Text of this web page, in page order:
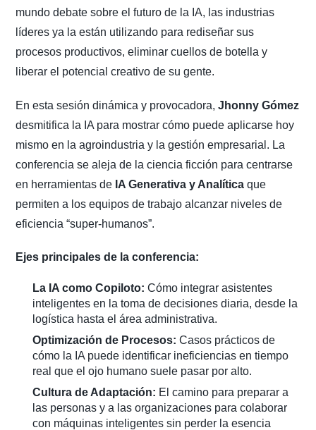
mundo debate sobre el futuro de la IA, las industrias
líderes ya la están utilizando para rediseñar sus
procesos productivos, eliminar cuellos de botella y
liberar el potencial creativo de su gente.
En esta sesión dinámica y provocadora,Jhonny Gómez
desmitifica la IA para mostrar cómo puede aplicarse hoy
mismo en la agroindustria y la gestión empresarial. La
conferencia se aleja de la ciencia ficción para centrarse
en herramientas de IA Generativa y Analítica que
permiten a los equipos de trabajo alcanzar niveles de
eficiencia “super-humanos”.
Ejes principales de la conferencia:
La IA como Copiloto: Cómo integrar asistentes
inteligentes en la toma de decisiones diaria, desde la
logística hasta el área administrativa.
Optimización de Procesos: Casos prácticos de
cómo la IA puede identificar ineficiencias en tiempo
real que el ojo humano suele pasar por alto.
Cultura de Adaptación: El camino para preparar a
las personas y a las organizaciones para colaborar
con máquinas inteligentes sin perder la esencia